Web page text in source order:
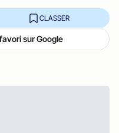
CLASSER
sur Google